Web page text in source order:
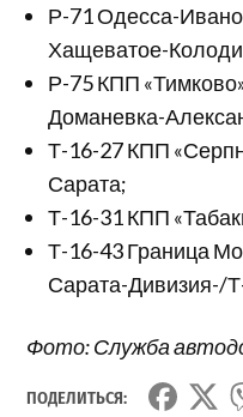
Р-71 Одесса-
Хащеватое-
Р-75 КПП
Доманевка-
Т-16-27 КПП
Сарата;
Т-16-31 КПП
Т-16-43 Граница
Сарата-Дивизия-/
Фото: Служба
ПОДЕЛИТЬСЯ: